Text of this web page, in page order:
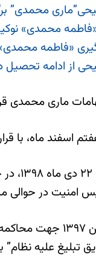
محمدی”
محمدی»
«فاطمه
از ادامه تحصیل
برگزار شود اما به دلیل شیوع ویروس کُرونا
تومانی به صورت موقت از زندان قرچک
ماری
امنیت در حوالی
وی نهایتا در بهار ۹۷ با پایان دوران محکومیت از زندان